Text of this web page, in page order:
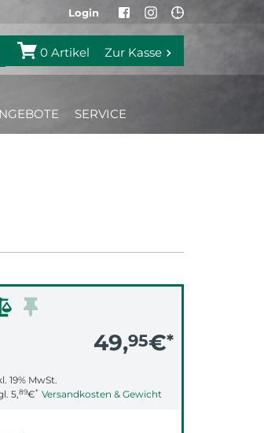
Login
0 Artikel Zur Kasse
SERVICE
49,95€*
19% MwSt.
5,89€* Versandkosten & Gewicht